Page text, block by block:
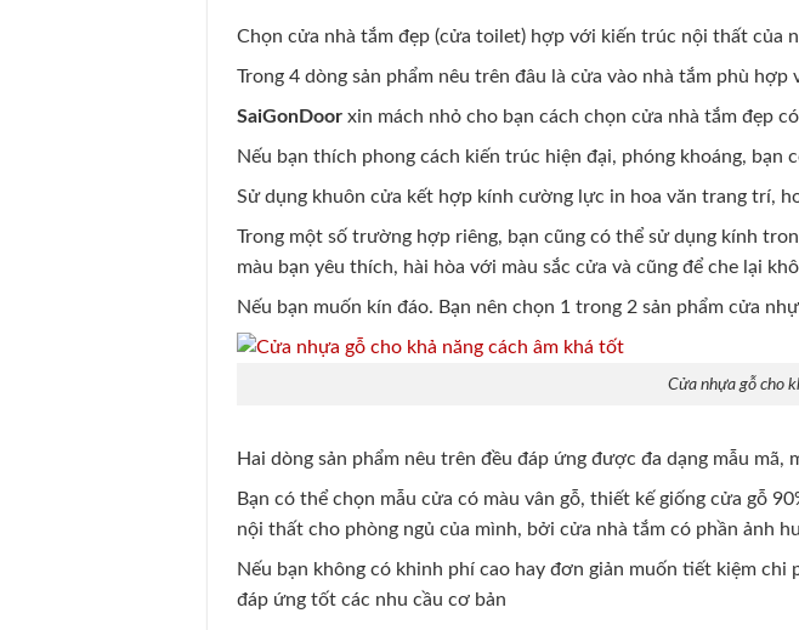
Chọn cửa nhà tắm đẹp (cửa toilet) hợp với kiến trúc nội thất của
Trong 4 dòng sản phẩm nêu trên đâu là cửa vào nhà tắm phù hợp
SaiGonDoor xin mách nhỏ cho bạn cách chọn cửa nhà tắm đẹp
Nếu bạn thích phong cách kiến trúc hiện đại, phóng khoáng,
Sử dụng khuôn cửa kết hợp kính cường lực in hoa văn trang trí,
Trong một số trường hợp riêng, bạn cũng có thể sử dụng kính
màu bạn yêu thích, hài hòa với màu sắc cửa và cũng để che lại
Nếu bạn muốn kín đáo. Bạn nên chọn 1 trong 2 sản phẩm cửa
Cửa nhựa gỗ cho
Hai dòng sản phẩm nêu trên đều đáp ứng được đa dạng mẫu mã,
Bạn có thể chọn mẫu cửa có màu vân gỗ, thiết kế giống cửa gỗ
nội thất cho phòng ngủ của mình, bởi cửa nhà tắm có phần ảnh
Nếu bạn không có khinh phí cao hay đơn giản muốn tiết kiệm
đáp ứng tốt các nhu cầu cơ bản